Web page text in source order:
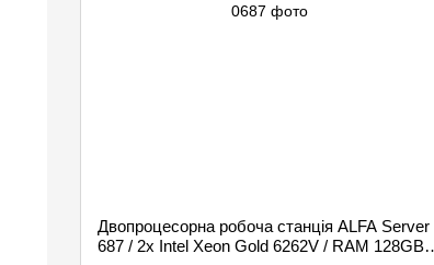
Двопроцесорна робоча станція ALFA Server
687 / 2х Intel Xeon Gold 6262V / RAM 128GB /